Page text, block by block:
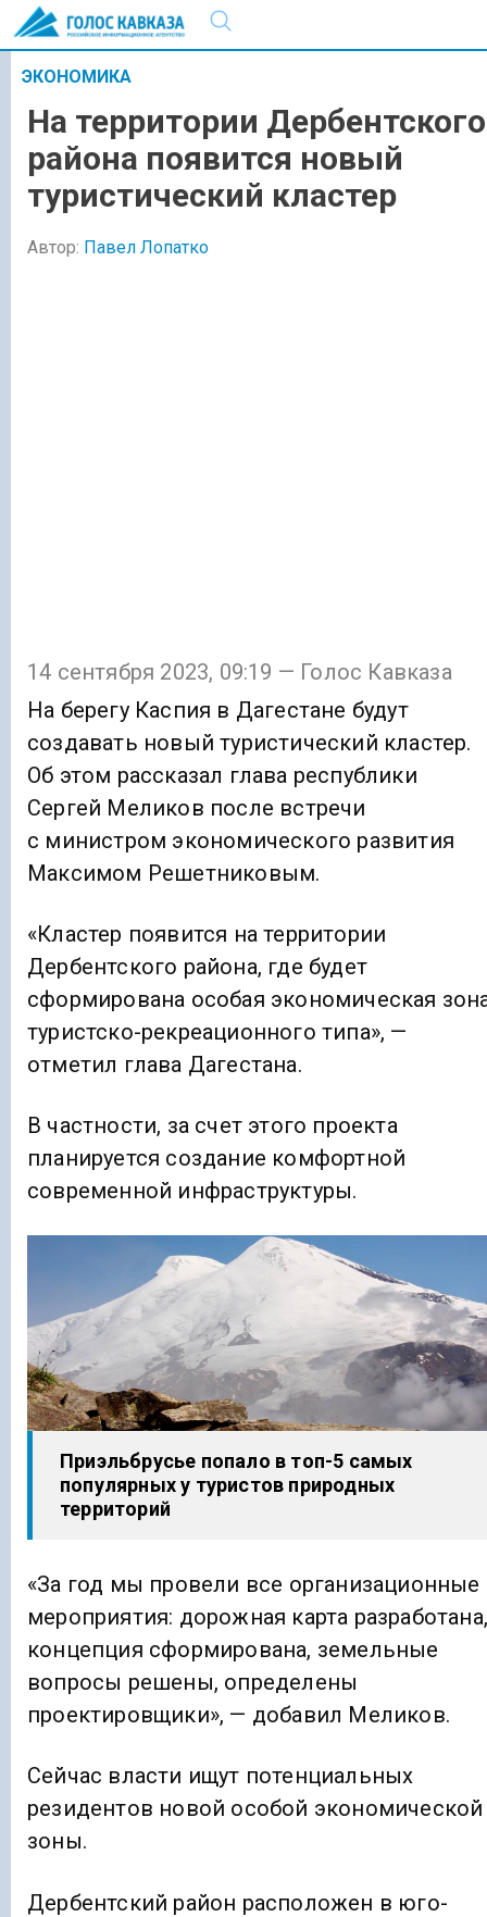
ЭКОНОМИКА
На территории Дербентского
района появится новый
туристический кластер
Автор: Павел Лопатко
14 сентября 2023, 09:19 — Голос Кавказа
На берегу Каспия в Дагестане будут
создавать новый туристический кластер.
Об этом рассказал глава республики
Сергей Меликов после встречи
с министром экономического развития
Максимом Решетниковым.
«Кластер появится на территории
Дербентского района, где будет
сформирована особая экономическая
туристско-рекреационного типа», —
отметил глава Дагестана.
В частности, за счет этого проекта
планируется создание комфортной
современной инфраструктуры.
Приэльбрусье попало в топ-5 самых
популярных у туристов природных
территорий
«За год мы провели все организационные
мероприятия: дорожная карта разработана,
концепция сформирована, земельные
вопросы решены, определены
проектировщики», — добавил Меликов.
Сейчас власти ищут потенциальных
резидентов новой особой экономической
зоны.
Дербентский район расположен в юго-